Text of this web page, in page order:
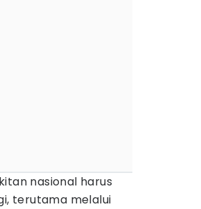
nasional harus
terutama melalui